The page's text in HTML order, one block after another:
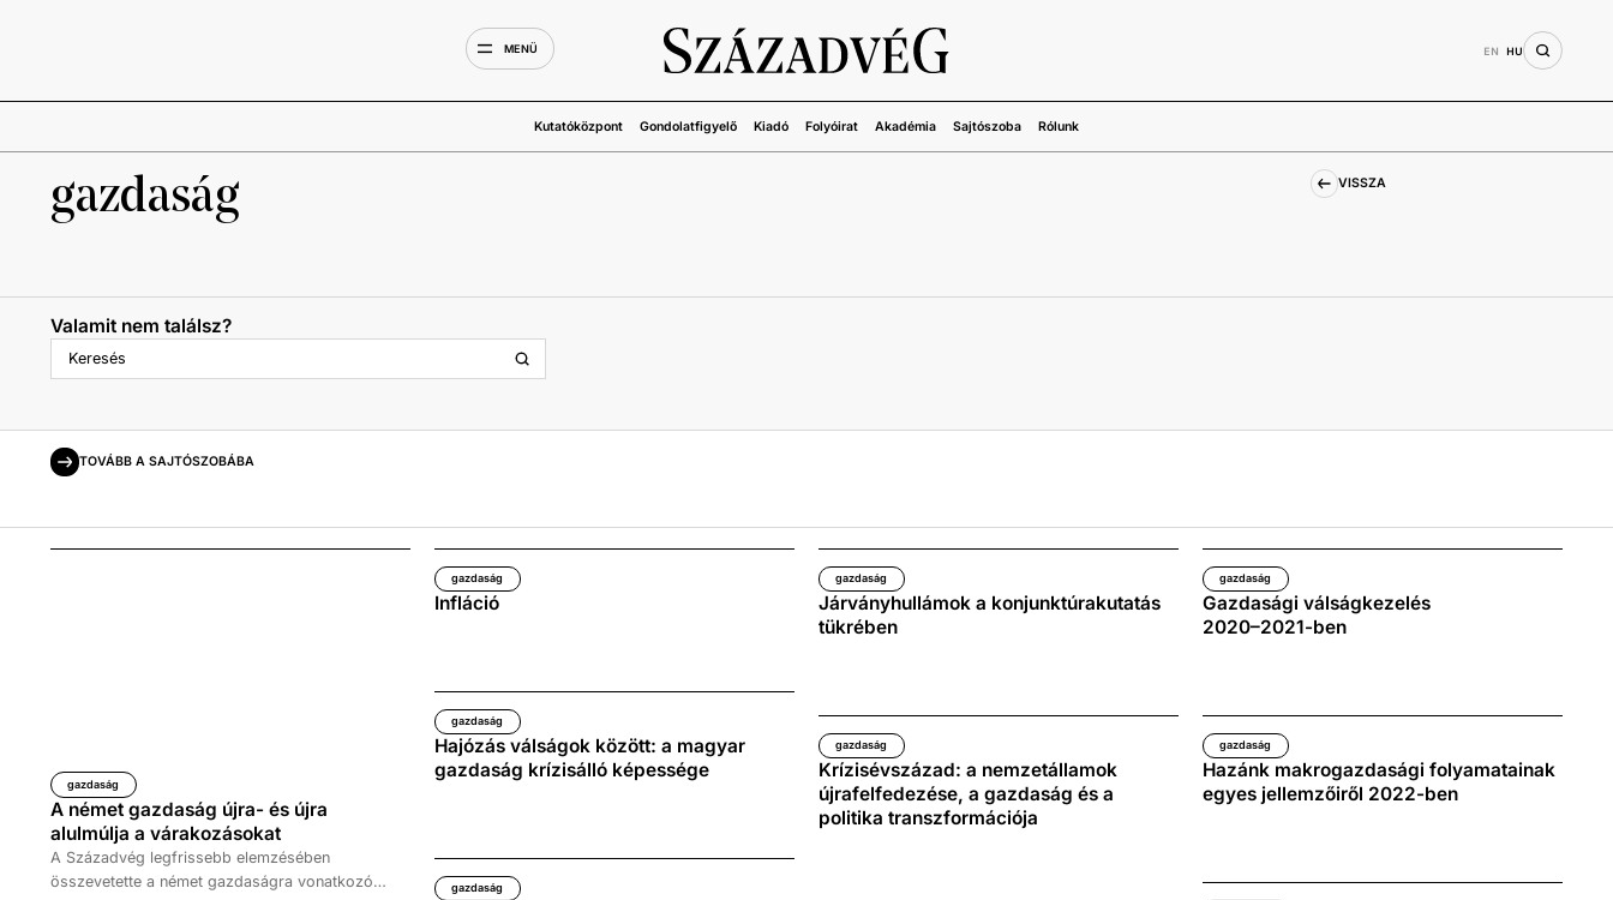
MENÜ EN HU
Kutatóközpont Gondolatfigyelő Kiadó Folyóirat Akadémia Sajtószoba Rólunk
gazdaság VISSZA
Valamit nem találsz?
TOVÁBB A SAJTÓSZOBÁBA
gazdaság
A német gazdaság újra- és újra
alulmúlja a várakozásokat
A Századvég legfrissebb elemzésében
összevetette a német gazdaságra vonatkozó
gazdaság
Infláció
gazdaság
Járványhullámok a konjunktúrakutatás
tükrében
gazdaság
Gazdasági válságkezelés
2020–2021-ben
gazdaság
Hajózás válságok között: a magyar
gazdaság krízisálló képessége
gazdaság
Krízisévszázad: a nemzetállamok
újrafelfedezése, a gazdaság és a
politika transzformációja
gazdaság
Hazánk makrogazdasági folyamatainak
egyes jellemzőiről 2022-ben
gazdaság